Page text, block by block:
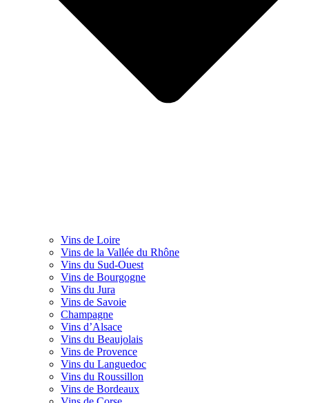
Vins de Loire
Vins de la Vallée du Rhône
Vins du Sud-Ouest
Vins de Bourgogne
Vins du Jura
Vins de Savoie
Champagne
Vins d’Alsace
Vins du Beaujolais
Vins de Provence
Vins du Languedoc
Vins du Roussillon
Vins de Bordeaux